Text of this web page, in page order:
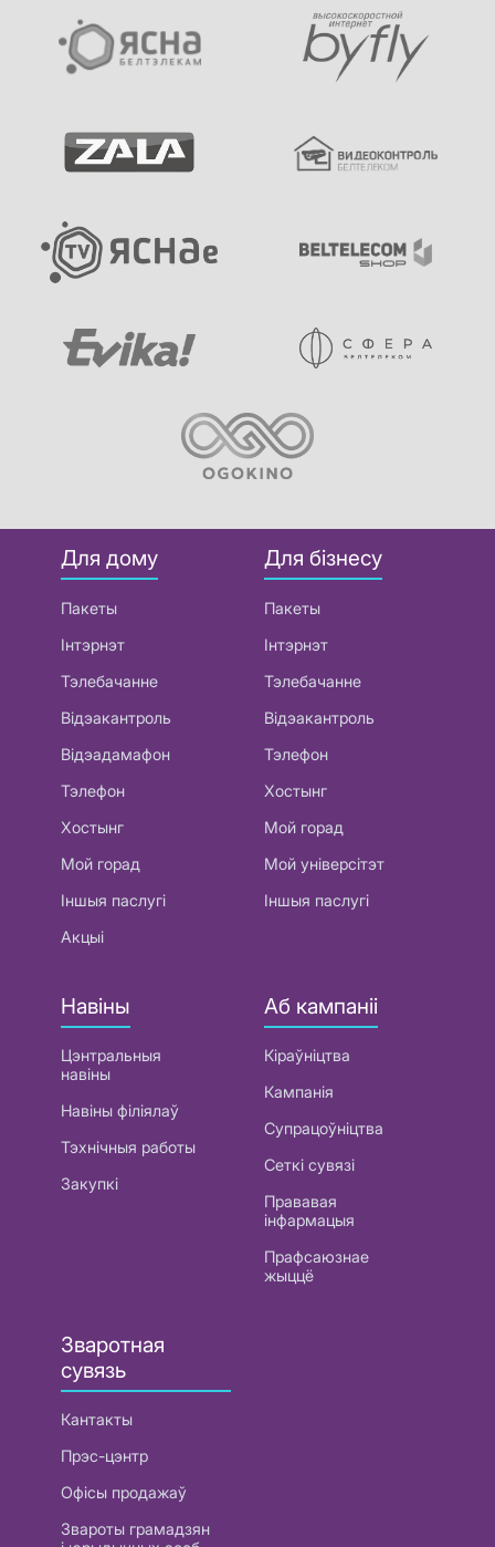
Для дому
Пакеты
Інтэрнэт
Тэлебачанне
Відэакантроль
Відэадамафон
Тэлефон
Хостынг
Мой горад
Іншыя паслугі
Акцыі
Для бізнесу
Пакеты
Інтэрнэт
Тэлебачанне
Відэакантроль
Тэлефон
Хостынг
Мой горад
Мой універсітэт
Іншыя паслугі
Навіны
Цэнтральныя
навіны
Навіны філіялаў
Тэхнічныя работы
Закупкі
Аб кампаніі
Кіраўніцтва
Кампанія
Супрацоўніцтва
Сеткі сувязі
Прававая
інфармацыя
Прафсаюзнае
жыццё
Зваротная
сувязь
Кантакты
Прэс-цэнтр
Офісы продажаў
Звароты грамадзян